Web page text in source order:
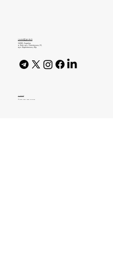
journal@gen.tech
04080, Україна,
м. Київ, вул. Оленівська, 23,​
вул. Кирилівська, 40р
AI Policy
© 2026 High Bar Journal